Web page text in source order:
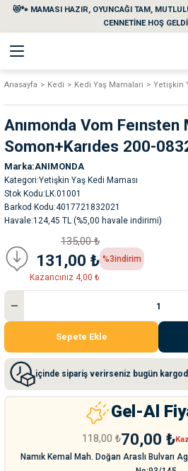
😻🐾 MAMASI HAZIR, OYUNCAĞI TAM,
CENNETİNE HOŞ
Geri Dön
Geri Dön
Temizlik Ürünleri
Geri Dön
Geri Dön
Geri Dön
Geri Dön
Anasayfa Kedi Kedi Yaş Mamaları Yetişkin
Anımonda Vom Feınsten
Somon+Karıdes 200-
Marka ANIMONDA
Kategori Yetişkin Yaş Kedi Maması
Stok Kodu LK.01001
Barkod Kodu 4017721832021
Havale 124,45 TL (%5,00 havale indirimi)
135,00 ₺
131,00 ₺
Kazancınız 4,00 ₺
%3indirim
Sepete Ekle
içinde sipariş verirseniz bugün
Gel-Al
118,00 ₺70,00 ₺
Namık Kemal Mah. Doğan Araslı Bulvarı